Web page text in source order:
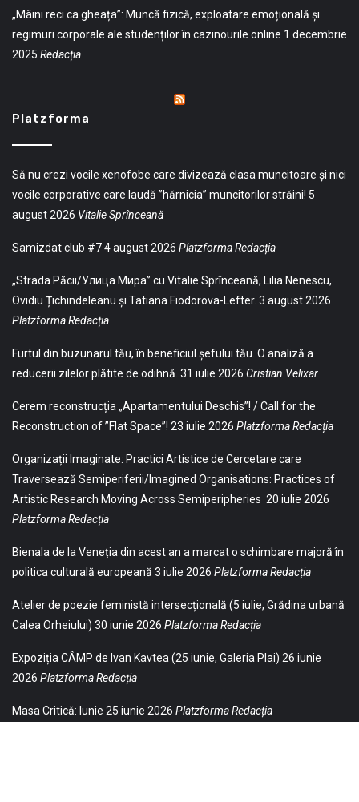
„Mâini reci ca gheața”: Muncă fizică, exploatare emoțională și
regimuri corporale ale studenților în cazinourile online 1 decembrie
2025 Redacția
Platzforma
Să nu crezi vocile xenofobe care divizează clasa muncitoare și nici
vocile corporative care laudă ”hărnicia” muncitorilor străini! 5
august 2026 Vitalie Sprînceană
Samizdat club #74 august 2026 Platzforma Redacția
„Strada Păcii/Улица Мира” cu Vitalie Sprînceană, Lilia Nenescu,
Ovidiu Țichindeleanu și Tatiana Fiodorova-Lefter. 3 august 2026
Platzforma Redacția
Furtul din buzunarul tău, în beneficiul șefului tău. O analiză a
reducerii zilelor plătite de odihnă. 31 iulie 2026 Cristian Velixar
Cerem reconstrucția „Apartamentului Deschis”! / Call for the
Reconstruction of ”Flat Space”! 23 iulie 2026 Platzforma Redacția
Organizații Imaginate: Practici Artistice de Cercetare care
Traversează Semiperiferii/Imagined Organisations: Practices of
Artistic Research Moving Across Semiperipheries 20 iulie 2026
Platzforma Redacția
Bienala de la Veneția din acest an a marcat o schimbare majoră în
politica culturală europeană 3 iulie 2026 Platzforma Redacția
Atelier de poezie feministă intersecțională (5 iulie, Grădina urbană
Calea Orheiului) 30 iunie 2026 Platzforma Redacția
Expoziția CÂMP de Ivan Kavtea (25 iunie, Galeria Plai) 26 iunie
2026 Platzforma Redacția
Masa Critică: Iunie 25 iunie 2026 Platzforma Redacția